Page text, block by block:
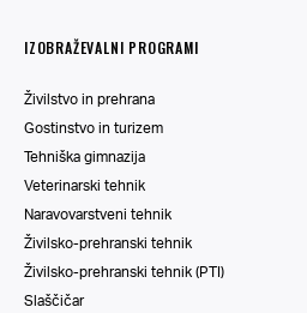
IZOBRAŽEVALNI PROGRAMI
Živilstvo in prehrana
Gostinstvo in turizem
Tehniška gimnazija
Veterinarski tehnik
Naravovarstveni tehnik
Živilsko-prehranski tehnik
Živilsko-prehranski tehnik (PTI)
Slaščičar